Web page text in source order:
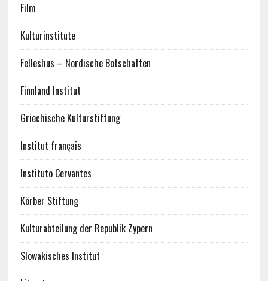
Film
Kulturinstitute
Felleshus – Nordische Botschaften
Finnland Institut
Griechische Kulturstiftung
Institut français
Instituto Cervantes
Körber Stiftung
Kulturabteilung der Republik Zypern
Slowakisches Institut